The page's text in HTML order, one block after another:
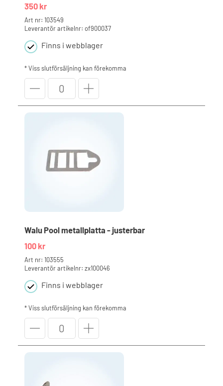
350 kr
Leverantör artikelnr: of900037
Art nr: 103549
Finns i webblager
* Viss slutförsäljning kan förekomma
Walu
Pool
snabbfäste
för
metallplatta
Walu Pool metallplatta - justerbar
100 kr
Leverantör artikelnr: zx100046
Art nr: 103555
Finns i webblager
* Viss slutförsäljning kan förekomma
Walu
Pool
metallplatta
-
justerbar